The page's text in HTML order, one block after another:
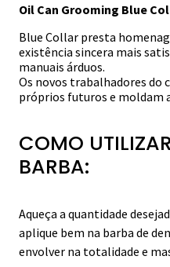
Oil Can Grooming Blue
Blue Collar presta
existência sincera mais
manuais árduos.
Os novos trabalhadores do
próprios futuros e moldam
COMO
BARBA:
Aqueça a quantidade
aplique bem na barba de
envolver na totalidade e